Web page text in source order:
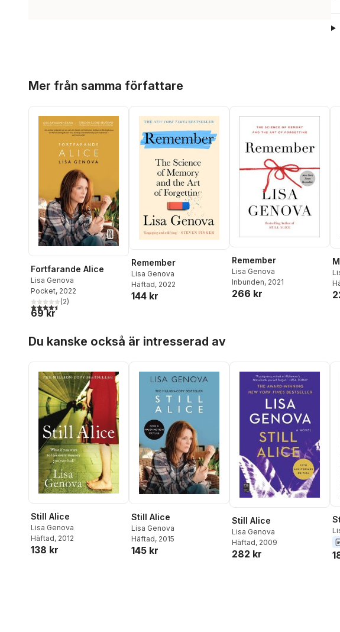
Mer från samma författare
Fortfarande Alice
Lisa Genova
Pocket, 2022
4,5utav 5 stjärnor. Totalt antal röster:
(2)
69 kr
Remember
Lisa Genova
Häftad, 2022
144 kr
Remember
Lisa Genova
Inbunden, 2021
266 kr
Du kanske också är intresserad av
Still Alice
Lisa Genova
Häftad, 2012
138 kr
Still Alice
Lisa Genova
Häftad, 2015
145 kr
Still Alice
Lisa Genova
Häftad, 2009
282 kr